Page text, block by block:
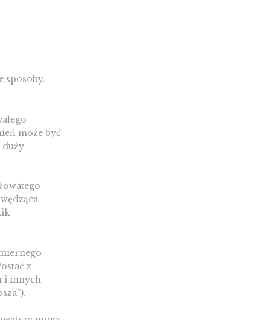
sposoby.
może być
duży
z
i innych